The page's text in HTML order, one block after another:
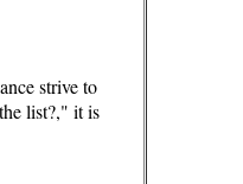
strive to
list?," it is